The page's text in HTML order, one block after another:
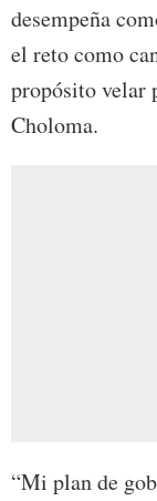
desempeña
el reto como
propósito velar
Choloma.
“Mi plan de